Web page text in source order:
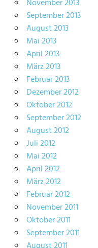
November 2013
September 2013
August 2013
Mai 2013
April 2013
März 2013
Februar 2013
Dezember 2012
Oktober 2012
September 2012
August 2012
Juli 2012
Mai 2012
April 2012
März 2012
Februar 2012
November 2011
Oktober 2011
September 2011